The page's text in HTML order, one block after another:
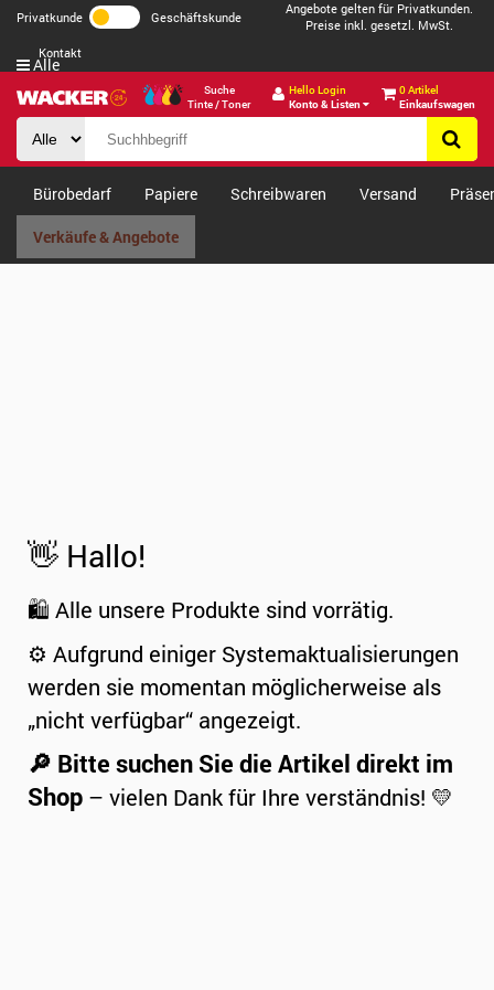
Privatkunde Geschäftskunde
Angebote gelten für Privatkunden.
Preise inkl. gesetzl. MwSt.
Kontakt
Suche
Tinte / Toner
Hello Login
Konto & Listen
0 Artikel
Einkaufswagen
Alle
Bürobedarf Papiere Schreibwaren Versand
Verkäufe & Angebote
👋 Hallo!
🛍️ Alle unsere Produkte sind vorrätig.
⚙️ Aufgrund einiger Systemaktualisierungen
werden sie momentan möglicherweise als
„nicht verfügbar“ angezeigt.
🔎 Bitte suchen Sie die Artikel direkt im
Shop – vielen Dank für Ihre verständnis! 💛